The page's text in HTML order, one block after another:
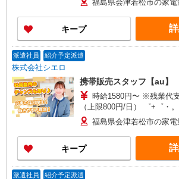
頂くと, インセンティブ支給(規定有)
い・週払い可能（規程有）
+゜・。○。・゜+゜
福島県会津若松市の家電
キープ
派遣社員 紹介予定派遣
株式会社シエロ
携帯販売スタッフ【au】
時給1580円〜 ※残業代
（上限800円/日） ゜+゜・。○。・゜+゜・。
○。・゜+゜ 入社祝い金10万円支
を紹介頂くと, インセンティブ
回払い・週払い可能（規程
+゜・。○。・゜+゜
福島県会津若松市の家電
キープ
派遣社員 紹介予定派遣